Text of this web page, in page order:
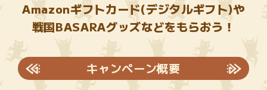
Amazonギフトカード(デジタルギフト)や
戦国BASARAグッズなどをもらおう！
キャンペーン概要